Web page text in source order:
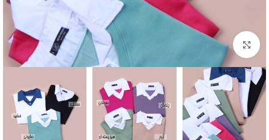
برای بزرگنمایی کلیک کنید